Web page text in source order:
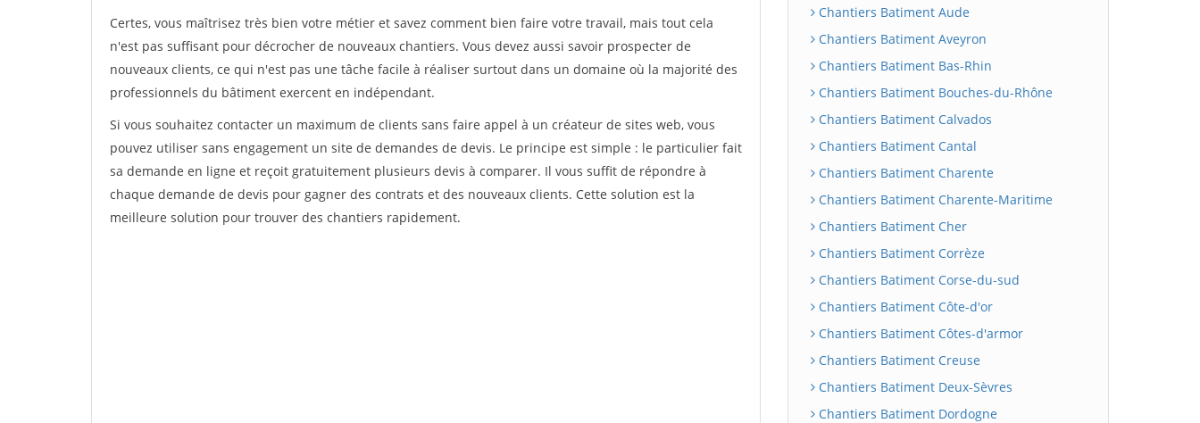
Certes, vous maîtrisez très bien votre métier et savez comment bien faire votre travail, mais tout cela
n'est pas suffisant pour décrocher de nouveaux chantiers. Vous devez aussi savoir prospecter de
nouveaux clients, ce qui n'est pas une tâche facile à réaliser surtout dans un domaine où la majorité des
professionnels du bâtiment exercent en indépendant.
Si vous souhaitez contacter un maximum de clients sans faire appel à un créateur de sites web, vous
pouvez utiliser sans engagement un site de demandes de devis. Le principe est simple : le particulier fait
sa demande en ligne et reçoit gratuitement plusieurs devis à comparer. Il vous suffit de répondre à
chaque demande de devis pour gagner des contrats et des nouveaux clients. Cette solution est la
meilleure solution pour trouver des chantiers rapidement.
Chantiers Batiment Aude
Chantiers Batiment Aveyron
Chantiers Batiment Bas-Rhin
Chantiers Batiment Bouches-du-Rhône
Chantiers Batiment Calvados
Chantiers Batiment Cantal
Chantiers Batiment Charente
Chantiers Batiment Charente-Maritime
Chantiers Batiment Cher
Chantiers Batiment Corrèze
Chantiers Batiment Corse-du-sud
Chantiers Batiment Côte-d'or
Chantiers Batiment Côtes-d'armor
Chantiers Batiment Creuse
Chantiers Batiment Deux-Sèvres
Chantiers Batiment Dordogne